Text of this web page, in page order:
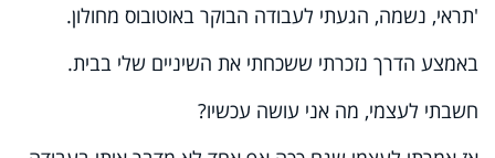
'תראי, נשמה, הגעתי לעבודה הבוקר באוטובוס מחולון.
באמצע הדרך נזכרתי ששכחתי את השיניים שלי בבית.
חשבתי לעצמי, מה אני עושה עכשיו?